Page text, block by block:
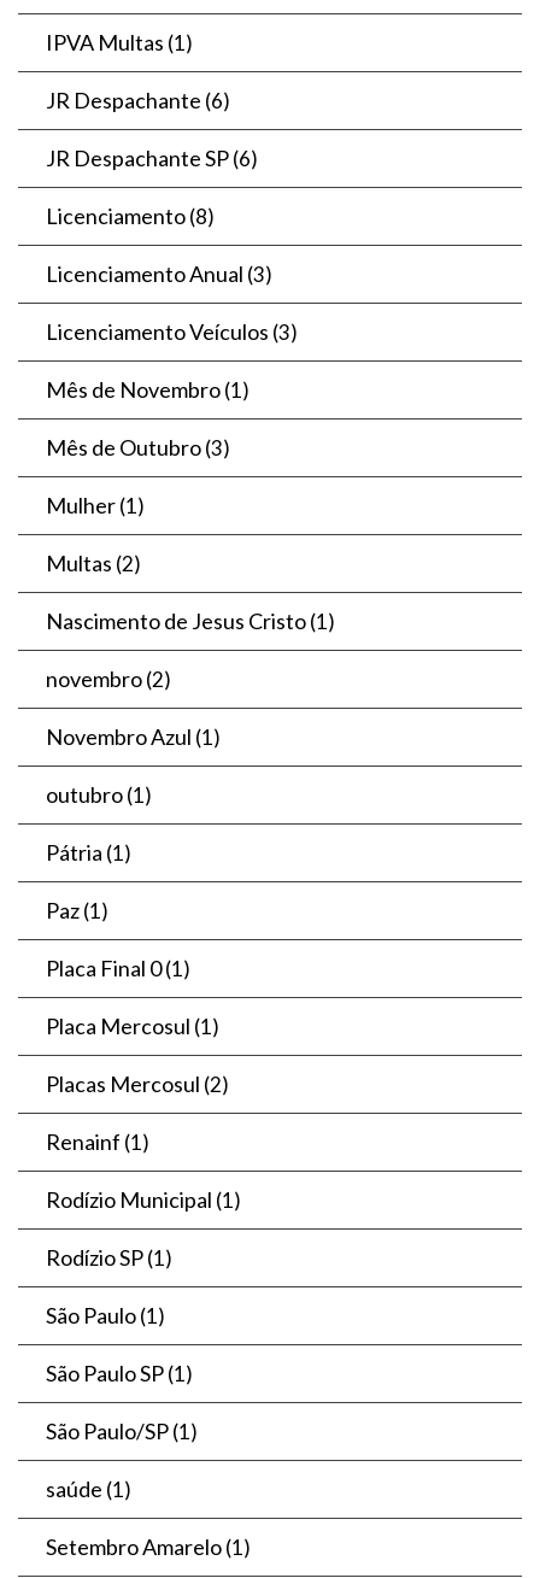
IPVA Multas (1)
JR Despachante (6)
JR Despachante SP(6)
Licenciamento(8)
Licenciamento Anual (3)
Licenciamento Veículos (3)
Mês de Novembro(1)
Mês de Outubro(3)
Mulher(1)
Multas (2)
Nascimento de Jesus Cristo(1)
novembro(2)
Novembro Azul (1)
outubro(1)
Pátria (1)
Paz(1)
Placa Final 0(1)
Placa Mercosul (1)
Placas Mercosul (2)
Renainf (1)
Rodízio Municipal (1)
Rodízio SP(1)
São Paulo(1)
São Paulo SP(1)
São Paulo/SP(1)
saúde (1)
Setembro Amarelo(1)